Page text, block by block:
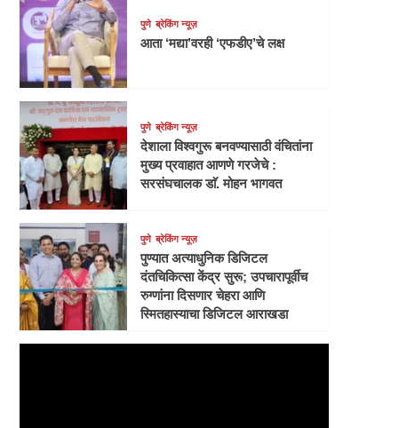
पुणे ब्रेकिंग न्यूज़
आता ‘मद्या’वरही ‘एफडीए’चे लक्ष
पुणे ब्रेकिंग न्यूज़
देशाला विश्वगुरू बनवण्यासाठी वंचितांना
मुख्य प्रवाहात आणणे गरजेचे :
सरसंघचालक डाॅ. मोहन भागवत
पुणे ब्रेकिंग न्यूज़
पुण्यात अत्याधुनिक डिजिटल
दंतचिकित्सा केंद्र सुरू; उपचारापूर्वीच
रुग्णांना दिसणार चेहरा आणि
स्मितहास्याचा डिजिटल आराखडा